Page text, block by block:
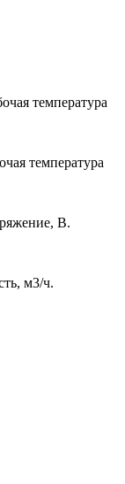
температура
температура
В.
м3/ч.